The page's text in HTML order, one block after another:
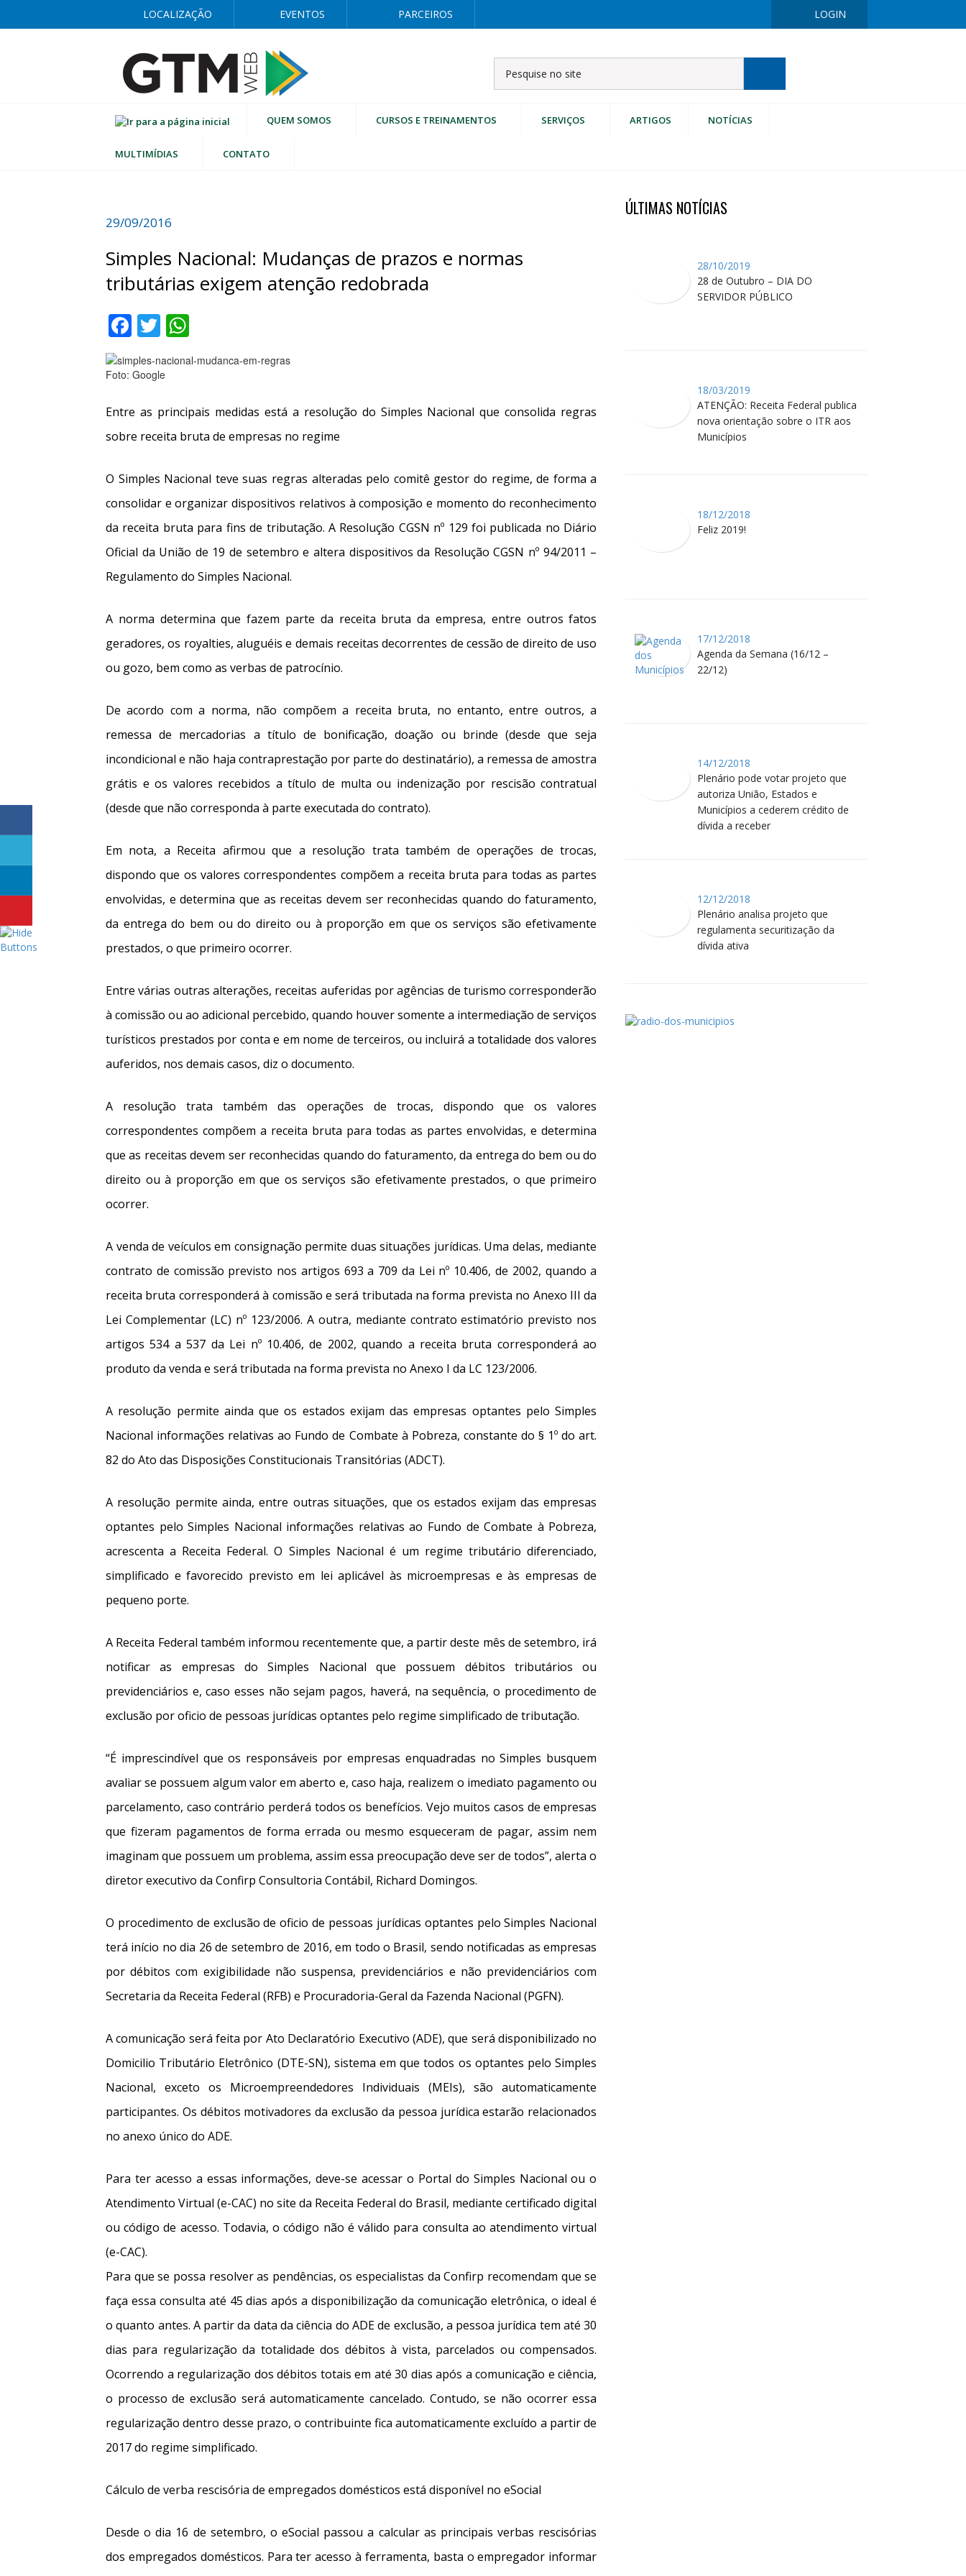
LOCALIZAÇÃO EVENTOS PARCEIROS LOGIN
QUEM SOMOS CURSOS E TREINAMENTOS SERVIÇOS ARTIGOS NOTÍCIAS
MULTIMÍDIAS CONTATO
29/09/2016
Simples Nacional: Mudanças de prazos e normas
tributárias exigem atenção redobrada
FacebookTwitter
Foto: Google
Entre as principais medidas está a resolução do Simples Nacional que consolida regras
sobre receita bruta de empresas no regime
O Simples Nacional teve suas regras alteradas pelo comitê gestor do regime, de forma a
consolidar e organizar dispositivos relativos à composição e momento do reconhecimento
da receita bruta para fins de tributação. A Resolução CGSN nº 129 foi publicada no Diário
Oficial da União de 19 de setembro e altera dispositivos da Resolução CGSN nº 94/2011 –
Regulamento do Simples Nacional.
A norma determina que fazem parte da receita bruta da empresa, entre outros fatos
geradores, os royalties, aluguéis e demais receitas decorrentes de cessão de direito de uso
ou gozo, bem como as verbas de patrocínio.
De acordo com a norma, não compõem a receita bruta, no entanto, entre outros, a
remessa de mercadorias a título de bonificação, doação ou brinde (desde que seja
incondicional e não haja contraprestação por parte do destinatário), a remessa de amostra
grátis e os valores recebidos a título de multa ou indenização por rescisão contratual
(desde que não corresponda à parte executada do contrato).
Em nota, a Receita afirmou que a resolução trata também de operações de trocas,
dispondo que os valores correspondentes compõem a receita bruta para todas as partes
envolvidas, e determina que as receitas devem ser reconhecidas quando do faturamento,
da entrega do bem ou do direito ou à proporção em que os serviços são efetivamente
prestados, o que primeiro ocorrer.
Entre várias outras alterações, receitas auferidas por agências de turismo corresponderão
à comissão ou ao adicional percebido, quando houver somente a intermediação de serviços
turísticos prestados por conta e em nome de terceiros, ou incluirá a totalidade dos valores
auferidos, nos demais casos, diz o documento.
A resolução trata também das operações de trocas, dispondo que os valores
correspondentes compõem a receita bruta para todas as partes envolvidas, e determina
que as receitas devem ser reconhecidas quando do faturamento, da entrega do bem ou do
direito ou à proporção em que os serviços são efetivamente prestados, o que primeiro
ocorrer.
A venda de veículos em consignação permite duas situações jurídicas. Uma delas, mediante
contrato de comissão previsto nos artigos 693 a 709 da Lei nº 10.406, de 2002, quando a
receita bruta corresponderá à comissão e será tributada na forma prevista no Anexo III da
Lei Complementar (LC) nº 123/2006. A outra, mediante contrato estimatório previsto nos
artigos 534 a 537 da Lei nº 10.406, de 2002, quando a receita bruta corresponderá ao
produto da venda e será tributada na forma prevista no Anexo I da LC 123/2006.
A resolução permite ainda que os estados exijam das empresas optantes pelo Simples
Nacional informações relativas ao Fundo de Combate à Pobreza, constante do § 1º do art.
82 do Ato das Disposições Constitucionais Transitórias (ADCT).
A resolução permite ainda, entre outras situações, que os estados exijam das empresas
optantes pelo Simples Nacional informações relativas ao Fundo de Combate à Pobreza,
acrescenta a Receita Federal. O Simples Nacional é um regime tributário diferenciado,
simplificado e favorecido previsto em lei aplicável às microempresas e às empresas de
pequeno porte.
A Receita Federal também informou recentemente que, a partir deste mês de setembro, irá
notificar as empresas do Simples Nacional que possuem débitos tributários ou
previdenciários e, caso esses não sejam pagos, haverá, na sequência, o procedimento de
exclusão por oficio de pessoas jurídicas optantes pelo regime simplificado de tributação.
“É imprescindível que os responsáveis por empresas enquadradas no Simples busquem
avaliar se possuem algum valor em aberto e, caso haja, realizem o imediato pagamento ou
parcelamento, caso contrário perderá todos os benefícios. Vejo muitos casos de empresas
que fizeram pagamentos de forma errada ou mesmo esqueceram de pagar, assim nem
imaginam que possuem um problema, assim essa preocupação deve ser de todos”, alerta o
diretor executivo da Confirp Consultoria Contábil, Richard Domingos.
O procedimento de exclusão de oficio de pessoas jurídicas optantes pelo Simples Nacional
terá início no dia 26 de setembro de 2016, em todo o Brasil, sendo notificadas as empresas
por débitos com exigibilidade não suspensa, previdenciários e não previdenciários com
Secretaria da Receita Federal (RFB) e Procuradoria-Geral da Fazenda Nacional (PGFN).
A comunicação será feita por Ato Declaratório Executivo (ADE), que será disponibilizado no
Domicilio Tributário Eletrônico (DTE-SN), sistema em que todos os optantes pelo Simples
Nacional, exceto os Microempreendedores Individuais (MEIs), são automaticamente
participantes. Os débitos motivadores da exclusão da pessoa jurídica estarão relacionados
no anexo único do ADE.
Para ter acesso a essas informações, deve-se acessar o Portal do Simples Nacional ou o
Atendimento Virtual (e-CAC) no site da Receita Federal do Brasil, mediante certificado digital
ou código de acesso. Todavia, o código não é válido para consulta ao atendimento virtual
(e-CAC).
Para que se possa resolver as pendências, os especialistas da Confirp recomendam que se
faça essa consulta até 45 dias após a disponibilização da comunicação eletrônica, o ideal é
o quanto antes. A partir da data da ciência do ADE de exclusão, a pessoa jurídica tem até 30
dias para regularização da totalidade dos débitos à vista, parcelados ou compensados.
Ocorrendo a regularização dos débitos totais em até 30 dias após a comunicação e ciência,
o processo de exclusão será automaticamente cancelado. Contudo, se não ocorrer essa
regularização dentro desse prazo, o contribuinte fica automaticamente excluído a partir de
2017 do regime simplificado.
Cálculo de verba rescisória de empregados domésticos está disponível no eSocial
Desde o dia 16 de setembro, o eSocial passou a calcular as principais verbas rescisórias
dos empregados domésticos. Para ter acesso à ferramenta, basta o empregador informar
ÚLTIMAS NOTÍCIAS
28/10/2019
28 de Outubro – DIA DO
SERVIDOR PÚBLICO
18/03/2019
ATENÇÃO: Receita Federal publica
nova orientação sobre o ITR aos
Municípios
18/12/2018
Feliz 2019!
17/12/2018
Agenda da Semana (16/12 –
22/12)
14/12/2018
Plenário pode votar projeto que
autoriza União, Estados e
Municípios a cederem crédito de
dívida a receber
12/12/2018
Plenário analisa projeto que
regulamenta securitização da
dívida ativa